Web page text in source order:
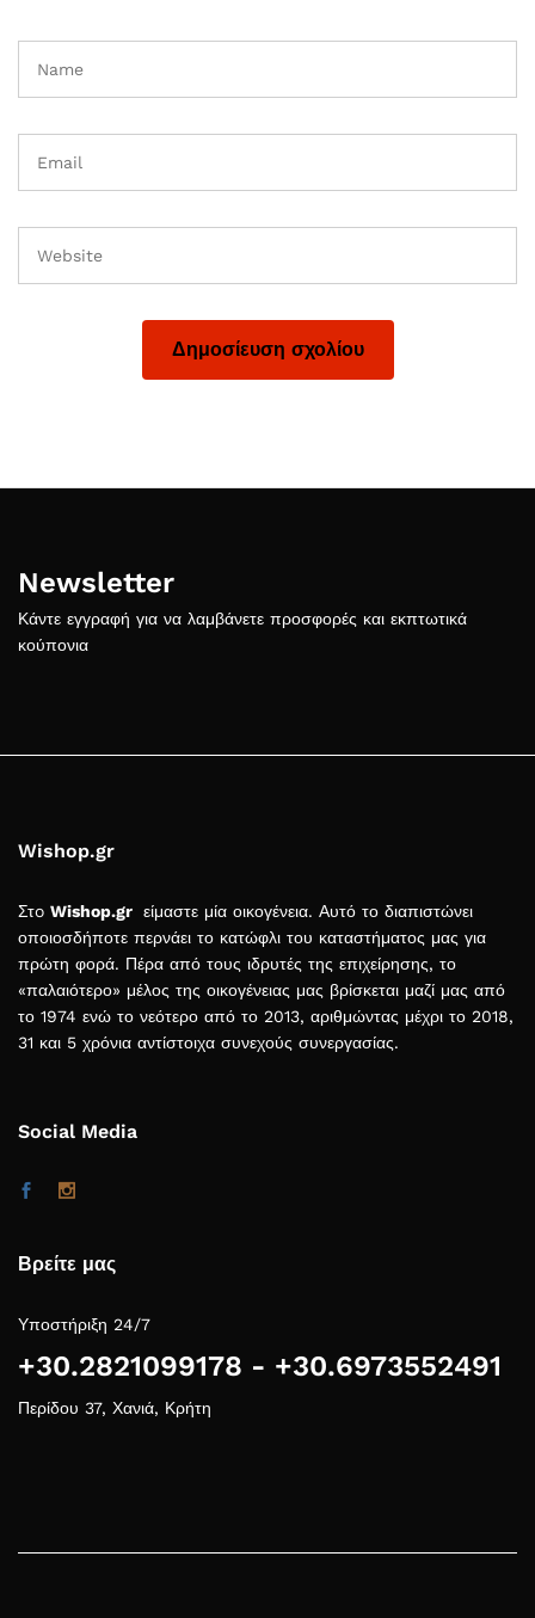
Newsletter
Κάντε εγγραφή για να λαμβάνετε προσφορές και εκπτωτικά
κούπονια
Wishop.gr
Στo Wishop.gr είμαστε μία οικογένεια. Αυτό το διαπιστώνει
οποιοσδήποτε περνάει το κατώφλι του καταστήματος μας για
πρώτη φορά. Πέρα από τους ιδρυτές της επιχείρησης, το
«παλαιότερο» μέλος της οικογένειας μας βρίσκεται μαζί μας από
το 1974 ενώ το νεότερο από το 2013, αριθμώντας μέχρι το 2018,
31 και 5 χρόνια αντίστοιχα συνεχούς συνεργασίας.
Social Media
Βρείτε μας
Υποστήριξη 24/7
+30.2821099178 - +30.6973552491
Περίδου 37, Χανιά, Κρήτη